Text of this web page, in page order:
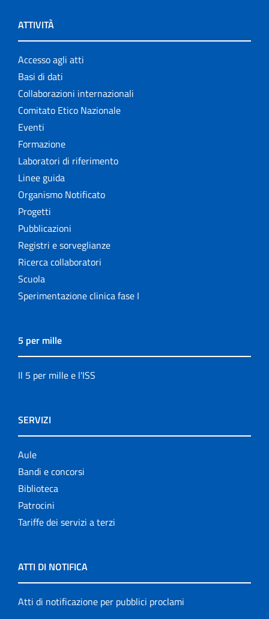
ATTIVITÀ
Accesso agli atti
Basi di dati
Collaborazioni internazionali
Comitato Etico Nazionale
Eventi
Formazione
Laboratori di riferimento
Linee guida
Organismo Notificato
Progetti
Pubblicazioni
Registri e sorveglianze
Ricerca collaboratori
Scuola
Sperimentazione clinica fase I
5 per mille
Il 5 per mille e l'ISS
SERVIZI
Aule
Bandi e concorsi
Biblioteca
Patrocini
Tariffe dei servizi a terzi
ATTI DI NOTIFICA
Atti di notificazione per pubblici proclami